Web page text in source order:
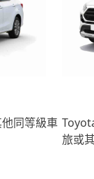
同等級車
旅或